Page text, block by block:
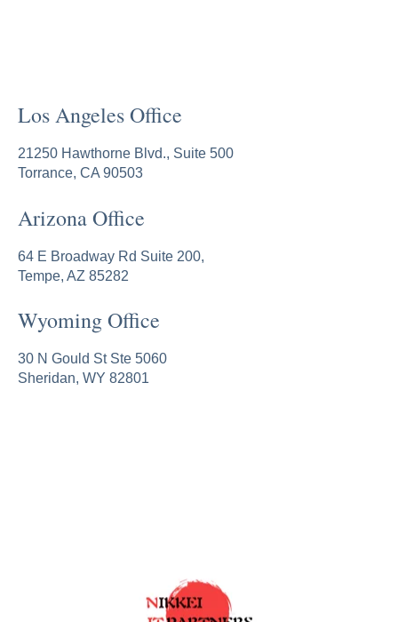
Los Angeles Office
21250 Hawthorne Blvd., Suite 500
Torrance, CA 90503
Arizona Office
64 E Broadway Rd Suite 200,
Tempe, AZ 85282
Wyoming Office
30 N Gould St Ste 5060
Sheridan, WY 82801